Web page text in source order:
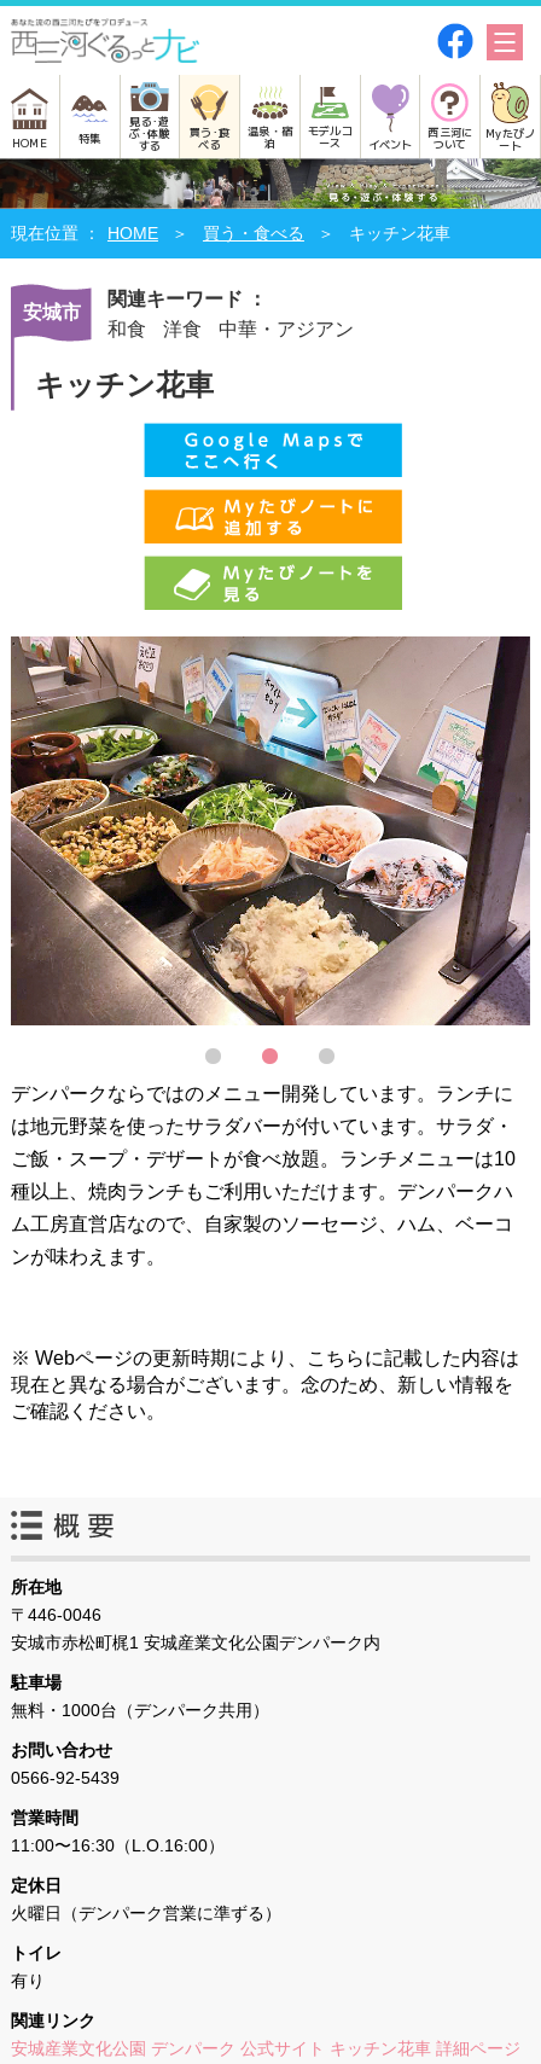
HOME 特集
見る･遊
ぶ･体験
する
買う･食
べる
温泉・宿
泊
モデルコ
ース イベント
西三河に
ついて
Myたびノ
ート
HOME 買う・食べる キッチン花車
安城市
関連キーワード ：
和食
洋食 中華・アジアン
キッチン花車
デンパークならではのメニュー開発しています。ランチに
は地元野菜を使ったサラダバーが付いています。サラダ・
ご飯・スープ・デザートが食べ放題。ランチメニューは10
種以上、焼肉ランチもご利用いただけます。デンパークハ
ム工房直営店なので、自家製のソーセージ、ハム、ベーコ
ンが味わえます。
※ Webページの更新時期により、こちらに記載した内容は
現在と異なる場合がございます。念のため、新しい情報を
ご確認ください。
所在地
〒446-0046
安城市赤松町梶1 安城産業文化公園デンパーク内
駐車場
無料・1000台（デンパーク共用）
お問い合わせ
0566-92-5439
営業時間
11:00〜16:30（L.O.16:00）
定休日
火曜日（デンパーク営業に準ずる）
トイレ
有り
関連リンク
安城産業文化公園 デンパーク 公式サイト キッチン花車 詳細ページ